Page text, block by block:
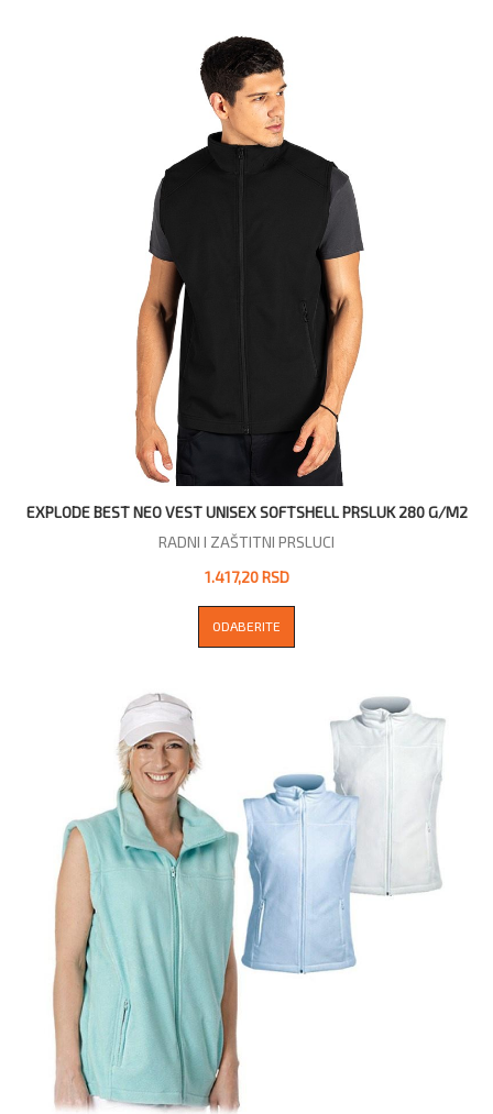
EXPLODE BEST NEO VEST UNISEX SOFTSHELL PRSLUK 280 G/M2
RADNI I ZAŠTITNI PRSLUCI
1.417,20 RSD
ODABERITE